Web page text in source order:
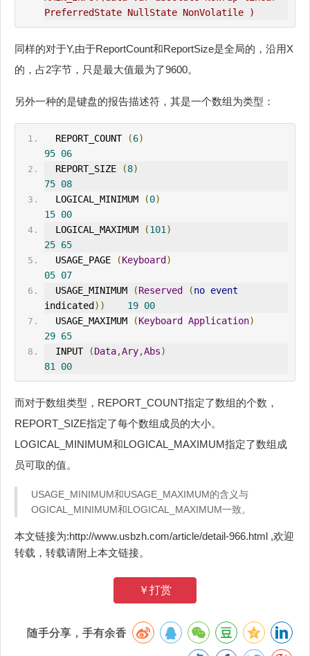
PreferredState NullState NonVolatile )
同样的对于Y,由于ReportCount和ReportSize是全局的，沿用X
的，占2字节，只是最大值最为了9600。
另外一种的是键盘的报告描述符，其是一个数组为类型：
  REPORT_COUNT
(6)
95 06
  REPORT_SIZE
(8)
75 08
  LOGICAL_MINIMUM
(0)
15 00
  LOGICAL_MAXIMUM
(101 )
25 65
USAGE_PAGE
(Keyboard )
05 07
  USAGE_MINIMUM
(Reserved (no event
indicated )) 19 00
  USAGE_MAXIMUM
(Keyboard Application)
29 65
  INPUT
(Data,Ary,Abs)
81
00
而对于数组类型，REPORT_COUNT指定了数组的个数，
REPORT_SIZE指定了每个数组成员的大小。
LOGICAL_MINIMUM和LOGICAL_MAXIMUM指定了数组成
员可取的值。
USAGE_MINIMUM和USAGE_MAXIMUM的含义与
OGICAL_MINIMUM和LOGICAL_MAXIMUM一致。
本文链接为:http://www.usbzh.com/article/detail-966.html ,欢迎
转载，转载请附上本文链接。
￥打赏
随手分享，手有余香